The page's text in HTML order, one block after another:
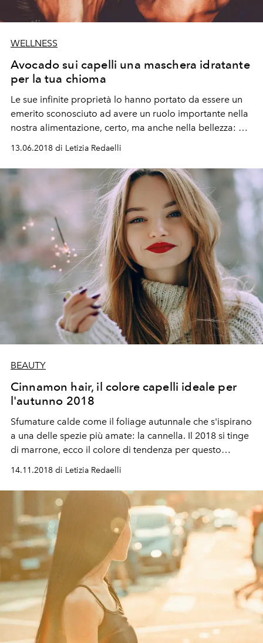
WELLNESS
Avocado sui capelli una maschera idratante
per la tua chioma
Le sue infinite proprietà lo hanno portato da essere un
emerito sconosciuto ad avere un ruolo importante nella
nostra alimentazione, certo, ma anche nella bellezza: 3
maschere per capelli all'avocado che elevano la chioma
13.06.2018 di Letizia Redaelli
BEAUTY
Cinnamon hair, il colore capelli ideale per
l'autunno 2018
Sfumature calde come il foliage autunnale che s'ispirano
a una delle spezie più amate: la cannella. Il 2018 si tinge
di marrone, ecco il colore di tendenza per questo
autunno inverno 2021
14.11.2018 di Letizia Redaelli